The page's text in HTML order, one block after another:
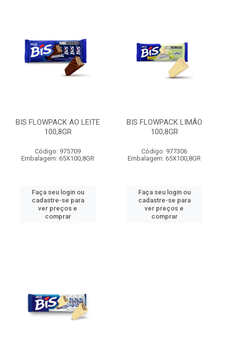
BIS FLOWPACK AO LEITE
100,8GR
Código: 975709
Embalagem: 65X100,8GR
Faça seu login ou
cadastre-se para
ver preços e
comprar
BIS FLOWPACK LIMÃO
100,8GR
Código: 977306
Embalagem: 65X100,8GR
Faça seu login ou
cadastre-se para
ver preços e
comprar